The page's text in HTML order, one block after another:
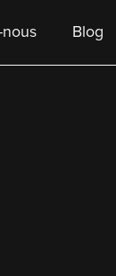
Blog